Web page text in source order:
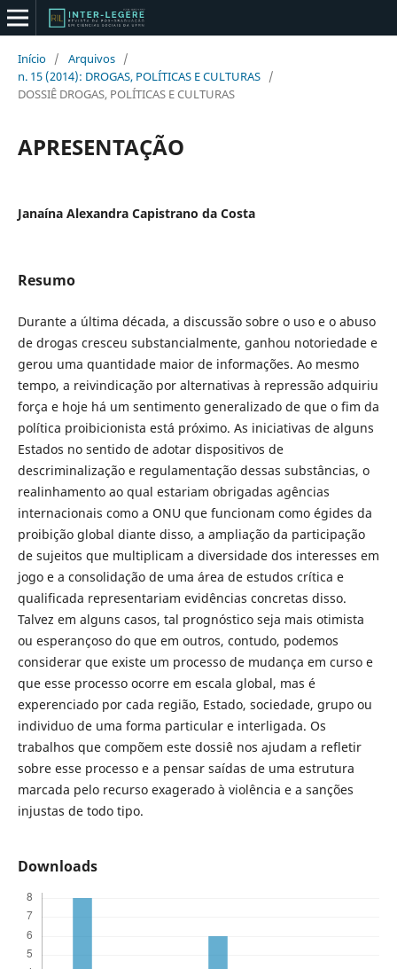
Início / Arquivos /
n. 15 (2014): DROGAS, POLÍTICAS E CULTURAS /
DOSSIÊ DROGAS, POLÍTICAS E CULTURAS
APRESENTAÇÃO
Janaína Alexandra Capistrano da Costa
Resumo
Durante a última década, a discussão sobre o uso e o abuso
de drogas cresceu substancialmente, ganhou notoriedade e
gerou uma quantidade maior de informações. Ao mesmo
tempo, a reivindicação por alternativas à repressão adquiriu
força e hoje há um sentimento generalizado de que o fim da
política proibicionista está próximo. As iniciativas de alguns
Estados no sentido de adotar dispositivos de
descriminalização e regulamentação dessas substâncias, o
realinhamento ao qual estariam obrigadas agências
internacionais como a ONU que funcionam como égides da
proibição global diante disso, a ampliação da participação
de sujeitos que multiplicam a diversidade dos interesses em
jogo e a consolidação de uma área de estudos crítica e
qualificada representariam evidências concretas disso.
Talvez em alguns casos, tal prognóstico seja mais otimista
ou esperançoso do que em outros, contudo, podemos
considerar que existe um processo de mudança em curso e
que esse processo ocorre em escala global, mas é
experenciado por cada região, Estado, sociedade, grupo ou
individuo de uma forma particular e interligada. Os
trabalhos que compõem este dossiê nos ajudam a refletir
sobre esse processo e a pensar saídas de uma estrutura
marcada pelo recurso exagerado à violência e a sanções
injustas de todo tipo.
Downloads